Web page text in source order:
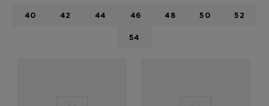
40 42 44 46 48 50 52
54